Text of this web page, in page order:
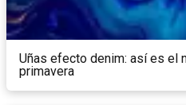
Uñas efecto denim: así es el
primavera